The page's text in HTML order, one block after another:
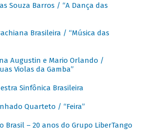
Souza Barros / “A Dança das
Brasileira / “Música das
Augustin e Mario Orlando /
Violas da Gamba”
Sinfônica Brasileira
Quarteto / “Feira”
Brasil – 20 anos do Grupo LiberTango